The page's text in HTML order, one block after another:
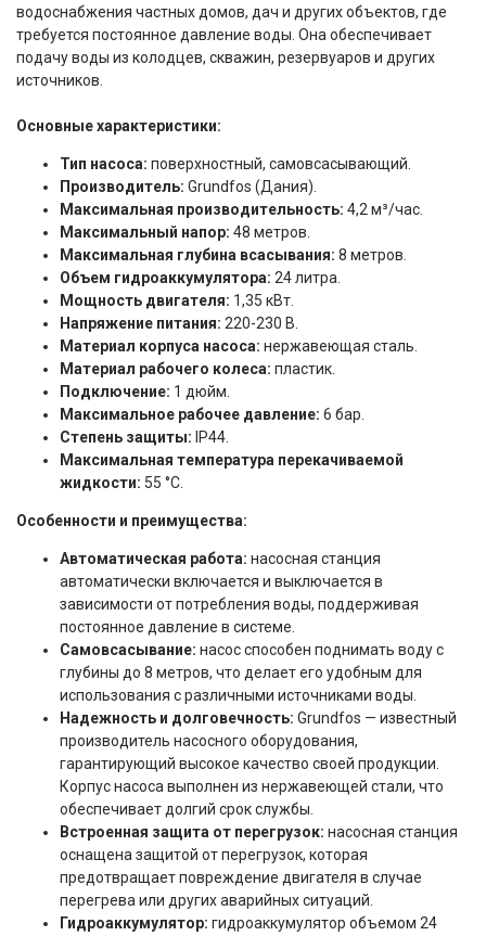
водоснабжения частных домов, дач и других объектов, где
требуется постоянное давление воды. Она обеспечивает
подачу воды из колодцев, скважин, резервуаров и других
источников.
Основные характеристики:
Тип насоса: поверхностный, самовсасывающий.
Производитель: Grundfos (Дания).
Максимальная производительность: 4,2 м³/час.
Максимальный напор: 48 метров.
Максимальная глубина всасывания: 8 метров.
Объем гидроаккумулятора: 24 литра.
Мощность двигателя: 1,35 кВт.
Напряжение питания: 220-230 В.
Материал корпуса насоса: нержавеющая сталь.
Материал рабочего колеса: пластик.
Подключение: 1 дюйм.
Максимальное рабочее давление: 6 бар.
Степень защиты: IP44.
Максимальная температура перекачиваемой
жидкости: 55 °C.
Особенности и преимущества:
Автоматическая работа: насосная станция
автоматически включается и выключается в
зависимости от потребления воды, поддерживая
постоянное давление в системе.
Самовсасывание: насос способен поднимать воду с
глубины до 8 метров, что делает его удобным для
использования с различными источниками воды.
Надежность и долговечность: Grundfos — известный
производитель насосного оборудования,
гарантирующий высокое качество своей продукции.
Корпус насоса выполнен из нержавеющей стали, что
обеспечивает долгий срок службы.
Встроенная защита от перегрузок: насосная станция
оснащена защитой от перегрузок, которая
предотвращает повреждение двигателя в случае
перегрева или других аварийных ситуаций.
Гидроаккумулятор: гидроаккумулятор объемом 24